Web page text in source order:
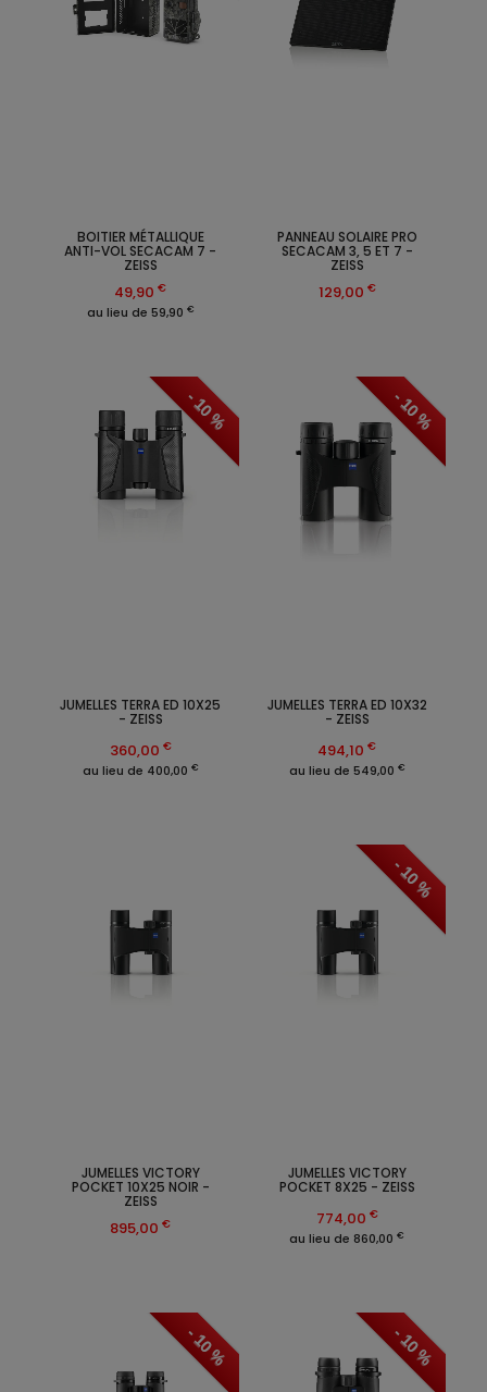
BOITIER MÉTALLIQUE
ANTI-VOL SECACAM 7 -
ZEISS
49,90 €
au lieu de 59,90 €
PANNEAU SOLAIRE PRO
SECACAM 3, 5 ET 7 -
ZEISS
129,00 €
- 10 %
JUMELLES TERRA ED 10X25
- ZEISS
360,00 €
au lieu de 400,00 €
- 10 %
JUMELLES TERRA ED 10X32
- ZEISS
494,10 €
au lieu de 549,00 €
JUMELLES VICTORY
POCKET 10X25 NOIR -
ZEISS
895,00 €
- 10 %
JUMELLES VICTORY
POCKET 8X25 - ZEISS
774,00 €
au lieu de 860,00 €
- 10 % - 10 %